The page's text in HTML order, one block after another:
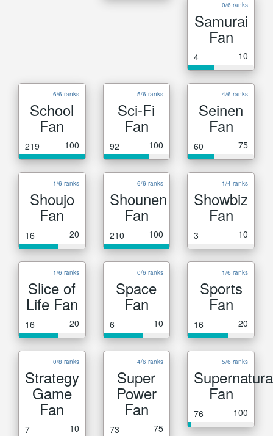
0/6 ranks
Samurai
Fan
4 10
6/6 ranks
School
Fan
219 100
5/6 ranks
Sci-Fi
Fan
92 100
4/6 ranks
Seinen
Fan
60 75
1/6 ranks
Shoujo
Fan
16 20
6/6 ranks
Shounen
Fan
210 100
1/4 ranks
Showbiz
Fan
3 10
1/6 ranks
Slice of
Life Fan
16 20
0/6 ranks
Space
Fan
6 10
1/6 ranks
Sports
Fan
16 20
0/8 ranks
Strategy
Game
Fan
7 10
4/6 ranks
Super
Power
Fan
73 75
5/6 ranks
Fan
76 100